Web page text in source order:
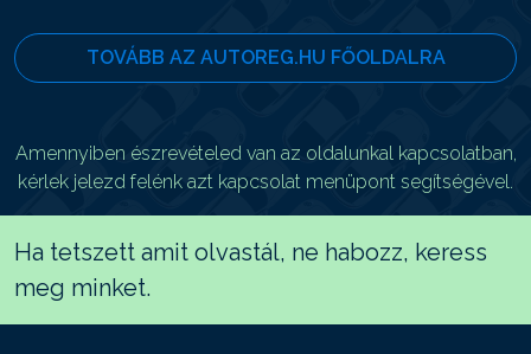
TOVÁBB AZ AUTOREG.HU FŐOLDALRA
Amennyiben észrevételed van az oldalunkal kapcsolatban,
kérlek jelezd felénk azt kapcsolat menüpont segítségével.
Ha tetszett amit olvastál, ne habozz, keress
meg minket.